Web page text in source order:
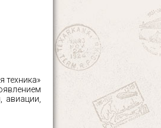
техника»